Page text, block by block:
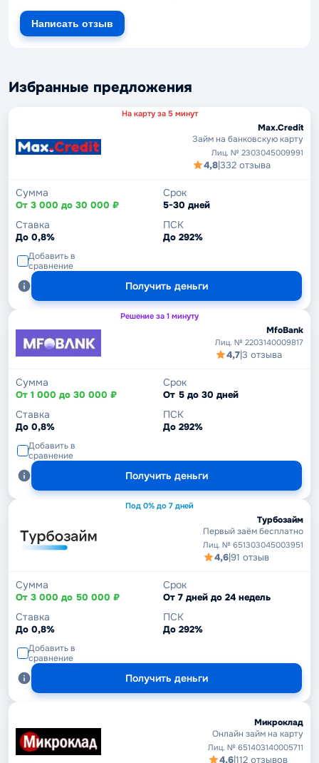
Написать отзыв
Избранные предложения
На карту за 5 минут
Max.Credit
Займ на банковскую карту
Лиц. № 2303045009991
4,8|332 отзыва
Сумма
От 3 000 до 30 000 ₽
Срок
5-30 дней
Ставка
До 0,8%
ПСК
До 292%
Добавить в
сравнение
Получить деньги
Решение за 1 минуту
MfoBank
Лиц. № 2203140009817
4,7|3 отзыва
Сумма
От 1 000 до 30 000 ₽
Срок
От 5 до 30 дней
Ставка
До 0,8%
ПСК
До 292%
Добавить в
сравнение
Получить деньги
Под 0% до 7 дней
Турбозайм
Первый заём бесплатно
Лиц. № 651303045003951
4,6|91 отзыв
Сумма
От 3 000 до 50 000 ₽
Срок
От 7 дней до 24 недель
Ставка
До 0,8%
ПСК
До 292%
Добавить в
сравнение
Получить деньги
Микроклад
Онлайн займ на карту
Лиц. № 651403140005711
4,6|112 отзывов